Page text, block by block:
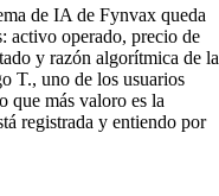
de IA de Fynvax queda
activo operado, precio de
y razón algorítmica de la
T., uno de los usuarios
que más valoro es la
registrada y entiendo por